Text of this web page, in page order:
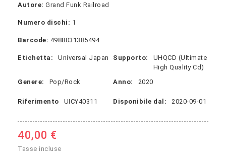
Autore: Grand Funk Railroad
Numero dischi: 1
Barcode: 4988031385494
Etichetta: Universal Japan Supporto:
UHQCD (Ultimate
High Quality Cd)
Genere:
Pop/Rock Anno: 2020
Riferimento UICY40311 Disponibile dal: 2020-09-01
40,00 €
Tasse incluse